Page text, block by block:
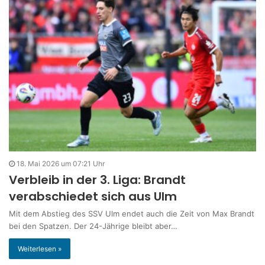
18. Mai 2026 um 07:21 Uhr
Verbleib in der 3. Liga: Brandt
verabschiedet sich aus Ulm
Mit dem Abstieg des SSV Ulm endet auch die Zeit von Max Brandt
bei den Spatzen. Der 24-Jährige bleibt aber…
Weiterlesen »